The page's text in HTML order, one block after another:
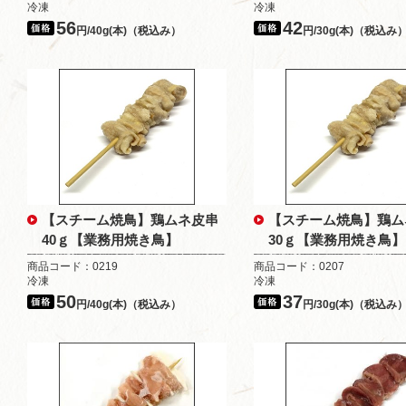
冷凍
56円/40g(本)（税込み）
冷凍
42円/30g(本)（税込み
【スチーム焼鳥】鶏ムネ皮串
40ｇ【業務用焼き鳥】
商品コード：0219
冷凍
50円/40g(本)（税込み）
【スチーム焼鳥】鶏
30ｇ【業務用焼き鳥】
商品コード：0207
冷凍
37円/30g(本)（税込み